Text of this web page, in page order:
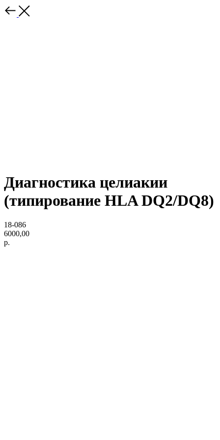
Диагностика целиакии
(типирование HLA DQ2/DQ8)
18-086
6000,00
р.